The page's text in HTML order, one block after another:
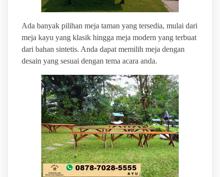
Ada banyak pilihan meja taman yang tersedia, mulai dari
meja kayu yang klasik hingga meja modern yang terbuat
dari bahan sintetis. Anda dapat memilih meja dengan
desain yang sesuai dengan tema acara anda.